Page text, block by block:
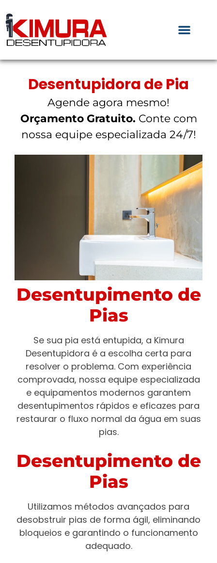
Desentupidora de Pia
Agende agora mesmo!
Orçamento Gratuito. Conte com
nossa equipe especializada 24/7!
Desentupimento de
Pias
Se sua pia está entupida, a Kimura
Desentupidora é a escolha certa para
resolver o problema. Com experiência
comprovada, nossa equipe especializada
e equipamentos modernos garantem
desentupimentos rápidos e eficazes para
restaurar o fluxo normal da água em suas
pias.
Desentupimento de
Pias
Utilizamos métodos avançados para
desobstruir pias de forma ágil, eliminando
bloqueios e garantindo o funcionamento
adequado.